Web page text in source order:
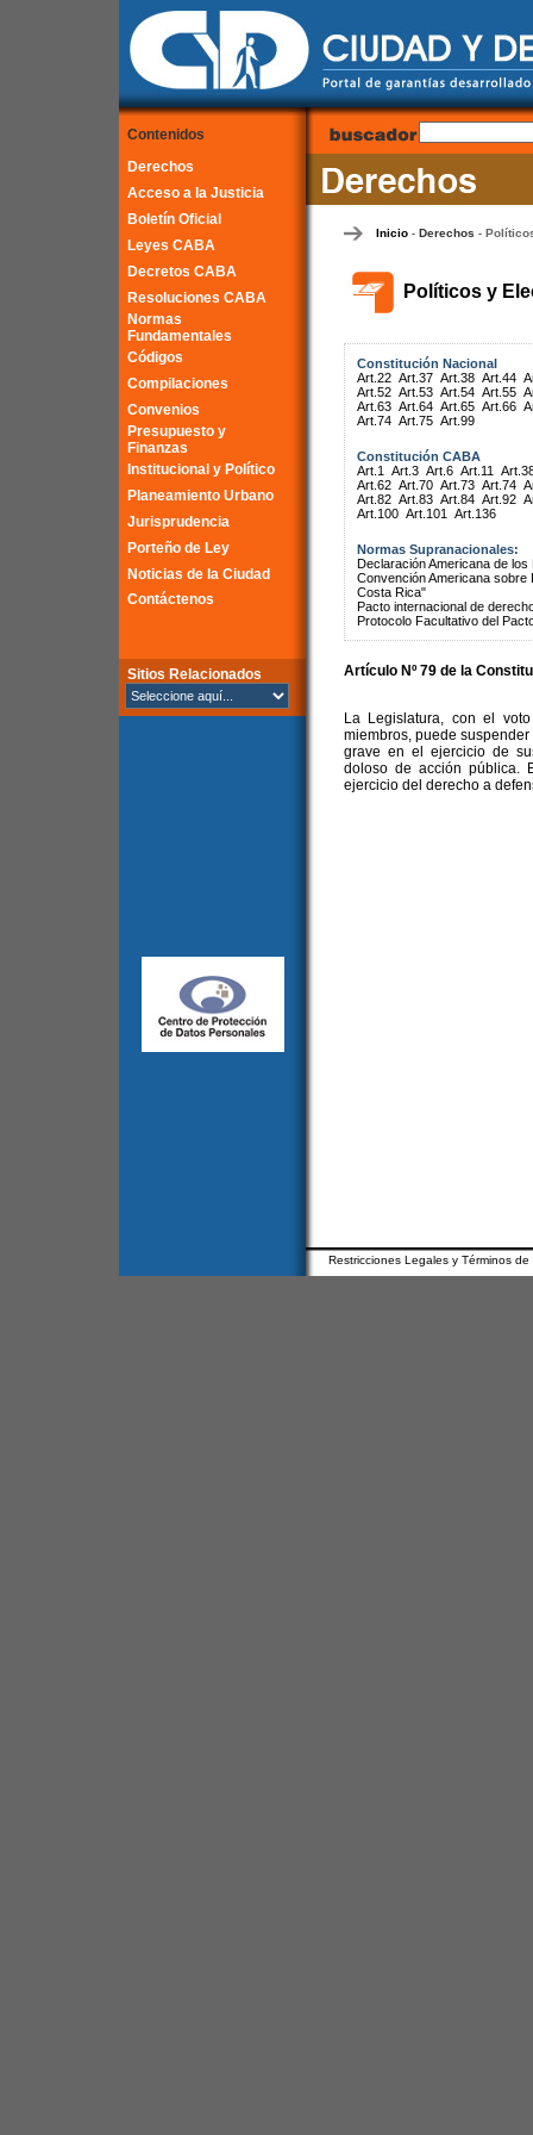
Contenidos
Derechos
Acceso a la Justicia
Boletín Oficial
Leyes CABA
Decretos CABA
Resoluciones CABA
Normas
Fundamentales
Códigos
Compilaciones
Convenios
Presupuesto y
Finanzas
Institucional y Político
Planeamiento Urbano
Jurisprudencia
Porteño de Ley
Noticias de la Ciudad
Contáctenos
Sitios Relacionados
Inicio- Derechos -
Políticos y
Constitución Nacional
Art.22 Art.37 Art.38 Art.44
Art.52 Art.53 Art.54 Art.55
Art.63 Art.64 Art.65 Art.66
Art.74 Art.75 Art.99
Constitución CABA
Art.1
Art.3 Art.6 Art.11
Art.62 Art.70 Art.73 Art.74
Art.82 Art.83 Art.84 Art.92
Art.100 Art.101 Art.136
Normas Supranacionales:
Declaración Americana de
Convención Americana
Costa Rica"
Pacto internacional de
Protocolo Facultativo del
Artículo Nº 79 de la
La Legislatura, con el
miembros, puede
grave en el ejercicio de
doloso de acción pública.
ejercicio del derecho a
Restricciones Legales y Términos de